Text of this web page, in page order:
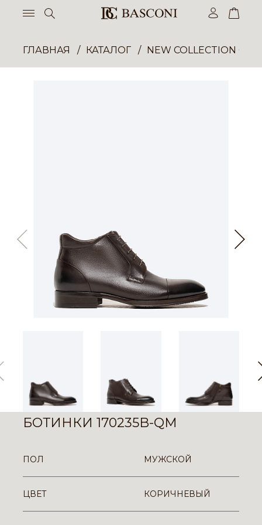
ГЛАВНАЯ КАТАЛОГ NEW COLLECTION
БОТИНКИ 170235B-QM
ПОЛ МУЖСКОЙ
ЦВЕТ КОРИЧНЕВЫЙ